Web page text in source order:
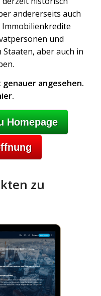
andererseits auch
Immobilienkredite
und
aber auch in
angesehen.
Homepage
zu